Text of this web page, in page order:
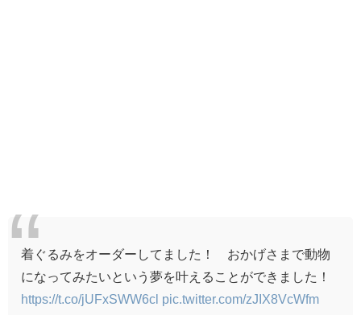
着ぐるみをオーダーしてました！ おかげさまで動物
になってみたいという夢を叶えることができました！
https://t.co/jUFxSWW6cl pic.twitter.com/zJIX8VcWfm